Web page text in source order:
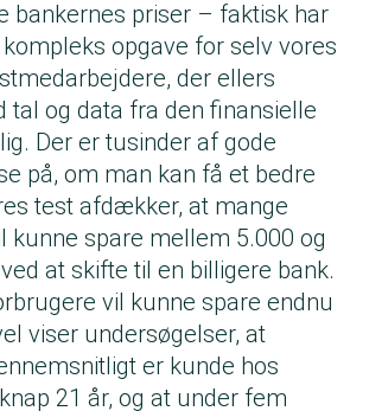
bankernes priser – faktisk har
opgave for selv vores
der ellers
tal og data fra den finansielle
Der er tusinder af gode
på, om man kan få et bedre
test afdækker, at mange
kunne spare mellem 5.000 og
at skifte til en billigere bank.
vil kunne spare endnu
viser undersøgelser, at
er kunde hos
21 år, og at under fem